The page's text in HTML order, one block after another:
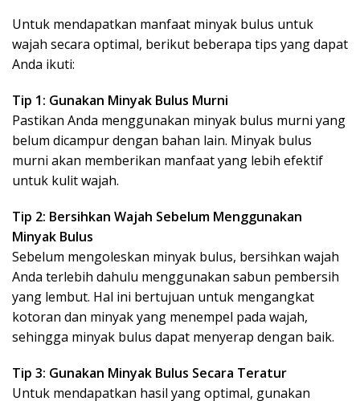
Untuk mendapatkan manfaat minyak bulus untuk
wajah secara optimal, berikut beberapa tips yang dapat
Anda ikuti:
Tip 1: Gunakan Minyak Bulus Murni
Pastikan Anda menggunakan minyak bulus murni yang
belum dicampur dengan bahan lain. Minyak bulus
murni akan memberikan manfaat yang lebih efektif
untuk kulit wajah.
Tip 2: Bersihkan Wajah Sebelum Menggunakan
Minyak Bulus
Sebelum mengoleskan minyak bulus, bersihkan wajah
Anda terlebih dahulu menggunakan sabun pembersih
yang lembut. Hal ini bertujuan untuk mengangkat
kotoran dan minyak yang menempel pada wajah,
sehingga minyak bulus dapat menyerap dengan baik.
Tip 3: Gunakan Minyak Bulus Secara Teratur
Untuk mendapatkan hasil yang optimal, gunakan